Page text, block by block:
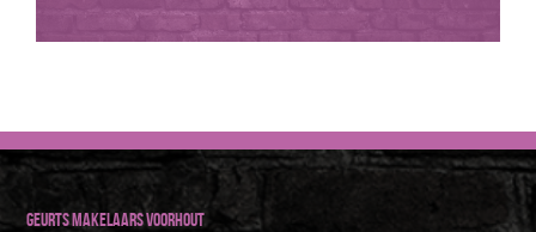
Geurts makelaars Voorhout